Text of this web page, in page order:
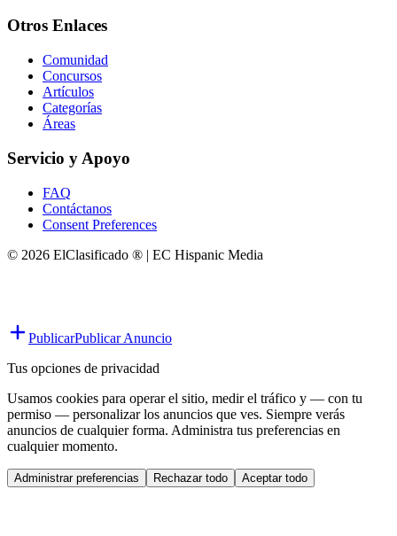
Otros Enlaces
Comunidad
Concursos
Artículos
Categorías
Áreas
Servicio y Apoyo
FAQ
Contáctanos
Consent Preferences
© 2026 ElClasificado ® | EC Hispanic Media
PublicarPublicar Anuncio
Tus opciones de privacidad
Usamos cookies para operar el sitio, medir el tráfico y — con tu
permiso — personalizar los anuncios que ves. Siempre verás
anuncios de cualquier forma. Administra tus preferencias en
cualquier momento.
Administrar preferencias Rechazar todo Aceptar todo